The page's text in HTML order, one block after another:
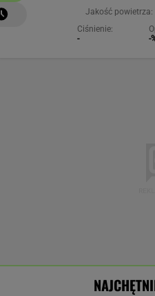
Jakość powietrza:
Ciśnienie:
-
-